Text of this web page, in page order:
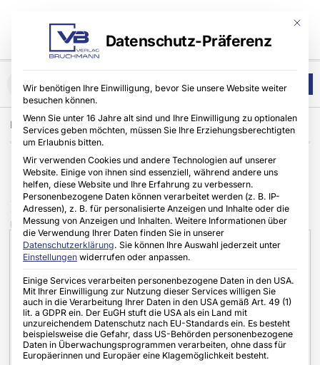
Home Koch & Patissier des Jahres, Lifestyle
Koch & Patissier des Jahres
2025
UNION.NRW 07.11.2025 Keine Kommentare
Mit
Datenschutz-Präferenz
Wir benötigen Ihre Einwilligung, bevor Sie unsere Website weiter
besuchen können.
Wenn Sie unter 16 Jahre alt sind und Ihre Einwilligung zu optionalen
Services geben möchten, müssen Sie Ihre Erziehungsberechtigten
um Erlaubnis bitten.
Wir verwenden Cookies und andere Technologien auf unserer
Website. Einige von ihnen sind essenziell, während andere uns
helfen, diese Website und Ihre Erfahrung zu verbessern.
Personenbezogene Daten können verarbeitet werden (z. B. IP-
Adressen), z. B. für personalisierte Anzeigen und Inhalte oder die
Messung von Anzeigen und Inhalten. Weitere Informationen über
die Verwendung Ihrer Daten finden Sie in unserer
Datenschutzerklärung. Sie können Ihre Auswahl jederzeit unter
Einstellungen widerrufen oder anpassen.
Einige Services verarbeiten personenbezogene Daten in den USA.
Mit Ihrer Einwilligung zur Nutzung dieser Services willigen Sie
auch in die Verarbeitung Ihrer Daten in den USA gemäß Art. 49 (1)
lit. a GDPR ein. Der EuGH stuft die USA als ein Land mit
unzureichendem Datenschutz nach EU-Standards ein. Es besteht
beispielsweise die Gefahr, dass US-Behörden personenbezogene
Daten in Überwachungsprogrammen verarbeiten, ohne dass für
Europäerinnen und Europäer eine Klagemöglichkeit besteht.